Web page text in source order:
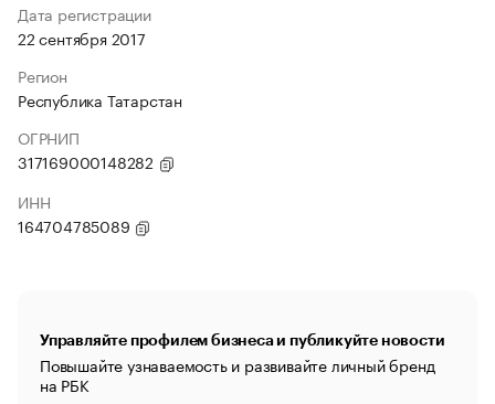
Дата регистрации
22 сентября 2017
Регион
Республика Татарстан
ОГРНИП
317169000148282
ИНН
164704785089
Управляйте профилем бизнеса и публикуйте новости
Повышайте узнаваемость и развивайте личный бренд
на РБК